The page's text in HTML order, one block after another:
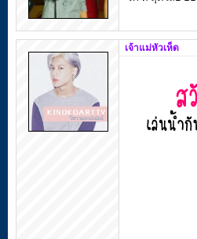
เจ้าแม่หัวเห็ด